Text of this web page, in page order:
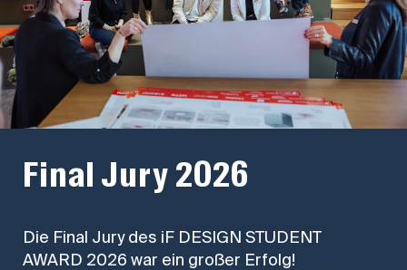
Final Jury 2026
Die Final Jury des iF DESIGN STUDENT
AWARD 2026 war ein großer Erfolg!